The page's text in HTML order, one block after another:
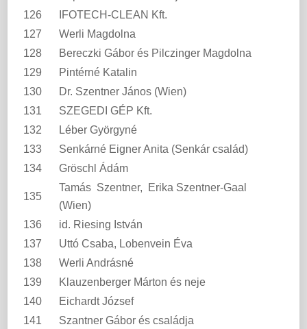
126
IFOTECH-CLEAN Kft.
127
Werli Magdolna
128
Bereczki Gábor és Pilczinger Magdolna
129
Pintérné Katalin
130
Dr. Szentner János (Wien)
131
SZEGEDI GÉP Kft.
132
Léber Györgyné
133
Senkárné Eigner Anita (Senkár család)
134
Gröschl Ádám
135
Tamás Szentner, Erika Szentner-Gaal
(Wien)
136
id. Riesing István
137
Uttó Csaba, Lobenvein Éva
138
Werli Andrásné
139
Klauzenberger Márton és neje
140
Eichardt József
141
Szantner Gábor és családja